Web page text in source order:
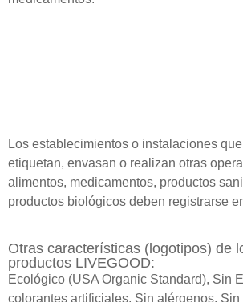
Los establecimientos o instalaciones
etiquetan, envasan o realizan otras
alimentos, medicamentos, productos
productos biológicos deben registrarse
Otras características (logotipos) de
productos LIVEGOOD:
Ecológico (USA Organic Standard), Sin
colorantes artificiales, Sin alérgenos,